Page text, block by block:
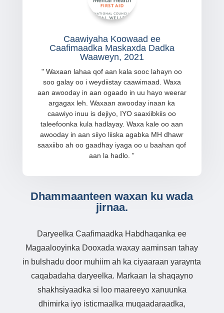
Caawiyaha Koowaad ee
Caafimaadka Maskaxda Dadka
Waaweyn, 2021
" Waxaan lahaa qof aan kala sooc lahayn oo
soo galay oo i weydiistay caawimaad. Waxa
aan awooday in aan ogaado in uu hayo weerar
argagax leh. Waxaan awooday inaan ka
caawiyo inuu is dejiyo, IYO saaxiibkiis oo
taleefoonka kula hadlayay. Waxa kale oo aan
awooday in aan siiyo liiska agabka MH dhawr
saaxiibo ah oo gaadhay iyaga oo u baahan qof
aan la hadlo. ”
Dhammaanteen waxan ku wada
jirnaa.
Daryeelka Caafimaadka Habdhaqanka ee
Magaalooyinka Dooxada waxay aaminsan tahay
in bulshadu door muhiim ah ka ciyaaraan yaraynta
caqabadaha daryeelka. Markaan la shaqayno
shakhsiyaadka si loo maareeyo xanuunka
dhimirka iyo isticmaalka muqaadaraadka,